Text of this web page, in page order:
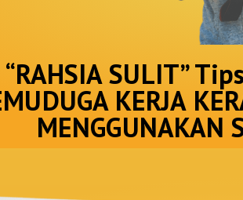
SULIT”
KERJA
MENGGUNAKAN